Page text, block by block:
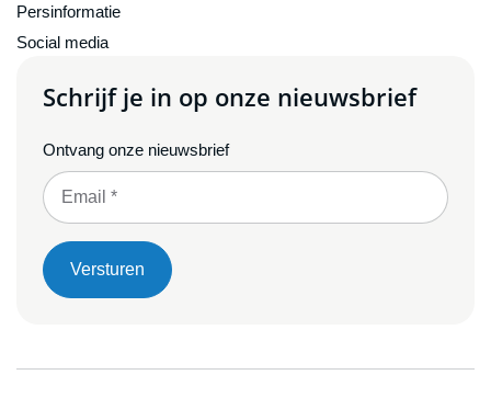
Persinformatie
Social media
Schrijf je in op onze nieuwsbrief
Ontvang onze nieuwsbrief
Versturen